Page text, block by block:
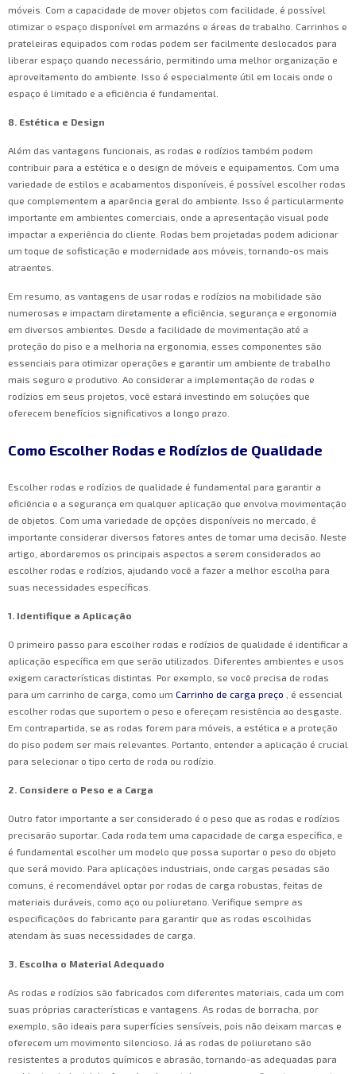
móveis. Com a capacidade de mover objetos com facilidade, é possível
otimizar o espaço disponível em armazéns e áreas de trabalho. Carrinhos e
prateleiras equipados com rodas podem ser facilmente deslocados para
liberar espaço quando necessário, permitindo uma melhor organização e
aproveitamento do ambiente. Isso é especialmente útil em locais onde o
espaço é limitado e a eficiência é fundamental.
8. Estética e Design
Além das vantagens funcionais, as rodas e rodízios também podem
contribuir para a estética e o design de móveis e equipamentos. Com uma
variedade de estilos e acabamentos disponíveis, é possível escolher rodas
que complementem a aparência geral do ambiente. Isso é particularmente
importante em ambientes comerciais, onde a apresentação visual pode
impactar a experiência do cliente. Rodas bem projetadas podem adicionar
um toque de sofisticação e modernidade aos móveis, tornando-os mais
atraentes.
Em resumo, as vantagens de usar rodas e rodízios na mobilidade são
numerosas e impactam diretamente a eficiência, segurança e ergonomia
em diversos ambientes. Desde a facilidade de movimentação até a
proteção do piso e a melhoria na ergonomia, esses componentes são
essenciais para otimizar operações e garantir um ambiente de trabalho
mais seguro e produtivo. Ao considerar a implementação de rodas e
rodízios em seus projetos, você estará investindo em soluções que
oferecem benefícios significativos a longo prazo.
Como Escolher Rodas e Rodízios de Qualidade
Escolher rodas e rodízios de qualidade é fundamental para garantir a
eficiência e a segurança em qualquer aplicação que envolva movimentação
de objetos. Com uma variedade de opções disponíveis no mercado, é
importante considerar diversos fatores antes de tomar uma decisão. Neste
artigo, abordaremos os principais aspectos a serem considerados ao
escolher rodas e rodízios, ajudando você a fazer a melhor escolha para
suas necessidades específicas.
1. Identifique a Aplicação
O primeiro passo para escolher rodas e rodízios de qualidade é identificar a
aplicação específica em que serão utilizados. Diferentes ambientes e usos
exigem características distintas. Por exemplo, se você precisa de rodas
para um carrinho de carga, como um Carrinho de carga preço
, é essencial
escolher rodas que suportem o peso e ofereçam resistência ao desgaste.
Em contrapartida, se as rodas forem para móveis, a estética e a proteção
do piso podem ser mais relevantes. Portanto, entender a aplicação é crucial
para selecionar o tipo certo de roda ou rodízio.
2. Considere o Peso e a Carga
Outro fator importante a ser considerado é o peso que as rodas e rodízios
precisarão suportar. Cada roda tem uma capacidade de carga específica, e
é fundamental escolher um modelo que possa suportar o peso do objeto
que será movido. Para aplicações industriais, onde cargas pesadas são
comuns, é recomendável optar por rodas de carga robustas, feitas de
materiais duráveis, como aço ou poliuretano. Verifique sempre as
especificações do fabricante para garantir que as rodas escolhidas
atendam às suas necessidades de carga.
3. Escolha o Material Adequado
As rodas e rodízios são fabricados com diferentes materiais, cada um com
suas próprias características e vantagens. As rodas de borracha, por
exemplo, são ideais para superfícies sensíveis, pois não deixam marcas e
oferecem um movimento silencioso. Já as rodas de poliuretano são
resistentes a produtos químicos e abrasão, tornando-as adequadas para